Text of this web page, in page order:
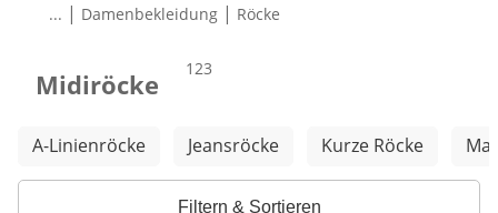
... | Damenbekleidung | Röcke
Midiröcke Produkte
123
Weitere Kategorien überspringen
A-Linienröcke Jeansröcke Kurze Röcke
Filtern & Sortieren